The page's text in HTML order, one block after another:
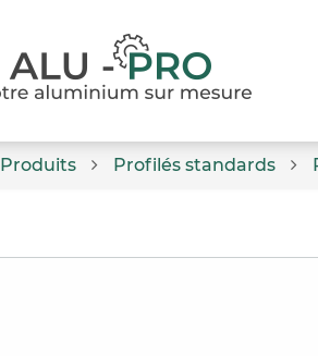
Produits Profilés standards